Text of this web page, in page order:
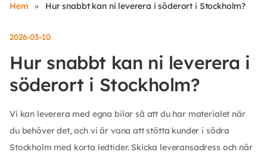
Hem » Hur snabbt kan ni leverera i söderort i Stockholm?
2026-03-10
Hur snabbt kan ni leverera i
söderort i Stockholm?
Vi kan leverera med egna bilar så att du har materialet när
du behöver det, och vi är vana att stötta kunder i södra
Stockholm med korta ledtider. Skicka leveransadress och när